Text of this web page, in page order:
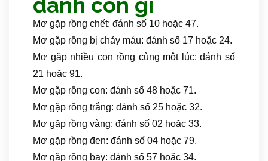
Mơ gặp rồng chết: đánh số 10 hoặc 47.
Mơ gặp rồng bị chảy máu: đánh số 17 hoặc 24.
Mơ gặp nhiều con rồng cùng một lúc: đánh số
21 hoặc 91.
Mơ gặp rồng con: đánh số 48 hoặc 71.
Mơ gặp rồng trắng: đánh số 25 hoặc 32.
Mơ gặp rồng vàng: đánh số 02 hoặc 33.
Mơ gặp rồng đen: đánh số 04 hoặc 79.
Mơ gặp rồng bay: đánh số 57 hoặc 34.